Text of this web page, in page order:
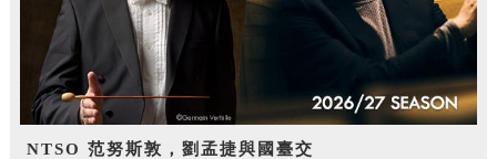
NTSO 范努斯敦，劉孟捷與國臺交